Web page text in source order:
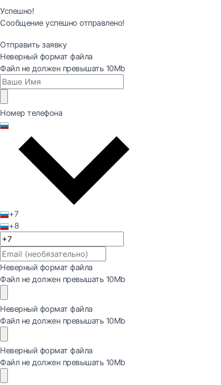
Успешно!
Сообщение успешно отправлено!
Отправить заявку
Неверный формат файла
Файл не должен превышать 10Mb
Номер телефона
+7
+8
Неверный формат файла
Файл не должен превышать 10Mb
Неверный формат файла
Файл не должен превышать 10Mb
Неверный формат файла
Файл не должен превышать 10Mb